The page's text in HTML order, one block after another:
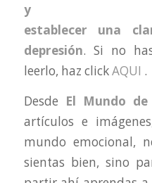
y
establecer una
depresión. Si no
leerlo, haz clickAQUI .
Desde El Mundo
artículos e
mundo emocional,
sientas bien, sino